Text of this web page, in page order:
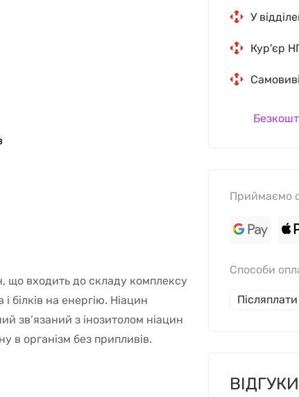
що входить до складу комплексу
білків на енергію. Ніацин
зв’язаний з інозитолом ніацин
в організм без припливів.
У
Кур'єр
Приймаємо
Способи
Післяплати